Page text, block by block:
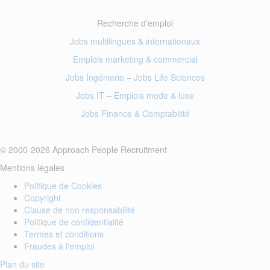
Recherche d'emploi
Jobs multilingues & internationaux
Emplois marketing & commercial
Jobs Ingénierie – Jobs Life Sciences
Jobs IT – Emplois mode & luxe
Jobs Finance & Comptabilité
© 2000-2026 Approach People Recruitment
Mentions légales
Politique de Cookies
Copyright
Clause de non responsabilité
Politique de confidentialité
Termes et conditions
Fraudes à l'emploi
Plan du site